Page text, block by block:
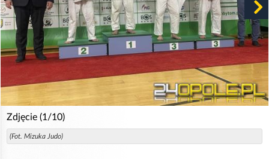
Zdjęcie (1/10)
(Fot. Mizuka Judo)